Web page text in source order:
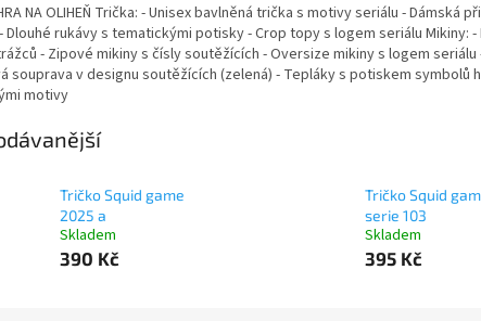
NA OLIHEŇ Trička: - Unisex bavlněná trička s motivy seriálu -
Dlouhé rukávy s tematickými potisky - Crop topy s logem seriálu Mikiny:
- Zipové mikiny s čísly soutěžících - Oversize mikiny s logem
souprava v designu soutěžících (zelená) - Tepláky s potiskem symbolů
motivy
Tričko Squid game
2025 a
Skladem
390 Kč
Tričko Squid
serie 103
Skladem
395 Kč